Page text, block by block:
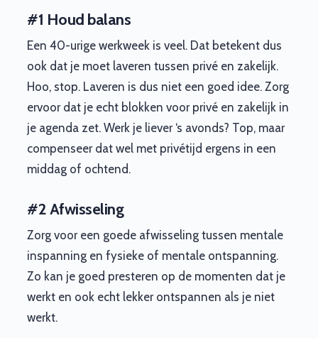
#1 Houd balans
Een 40-urige werkweek is veel. Dat betekent dus
ook dat je moet laveren tussen privé en zakelijk.
Hoo, stop. Laveren is dus niet een goed idee. Zorg
ervoor dat je echt blokken voor privé en zakelijk in
je agenda zet. Werk je liever ‘s avonds? Top, maar
compenseer dat wel met privétijd ergens in een
middag of ochtend.
#2 Afwisseling
Zorg voor een goede afwisseling tussen mentale
inspanning en fysieke of mentale ontspanning.
Zo kan je goed presteren op de momenten dat je
werkt en ook echt lekker ontspannen als je niet
werkt.